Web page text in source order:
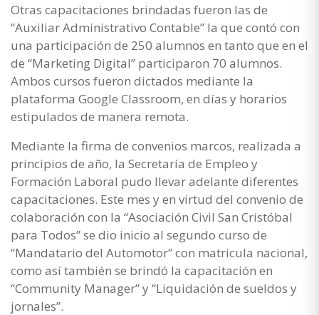
Otras capacitaciones brindadas fueron las de
“Auxiliar Administrativo Contable” la que contó con
una participación de 250 alumnos en tanto que en el
de “Marketing Digital” participaron 70 alumnos.
Ambos cursos fueron dictados mediante la
plataforma Google Classroom, en días y horarios
estipulados de manera remota.
Mediante la firma de convenios marcos, realizada a
principios de año, la Secretaría de Empleo y
Formación Laboral pudo llevar adelante diferentes
capacitaciones. Este mes y en virtud del convenio de
colaboración con la “Asociación Civil San Cristóbal
para Todos” se dio inicio al segundo curso de
“Mandatario del Automotor” con matricula nacional,
como así también se brindó la capacitación en
“Community Manager” y “Liquidación de sueldos y
jornales”.